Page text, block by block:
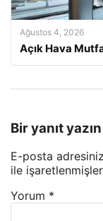
Ağustos 4, 2026
Açık Hava
Bir yanıt yazın
E-posta
ile
Yorum *